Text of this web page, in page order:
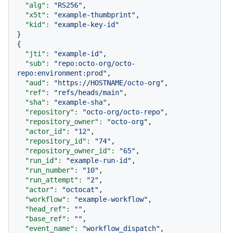
"alg":
"RS256" ,
"x5t":
"example-thumbprint" ,
"kid":
"example-key-id"
}
{
"jti":
"example-id" ,
"sub":
"repo:octo-org/octo-
repo:environment:prod" ,
"aud":
"https://HOSTNAME/octo-org" ,
"ref":
"refs/heads/main" ,
"sha":
"example-sha" ,
"repository":
"octo-org/octo-repo" ,
"repository_owner":
"octo-org" ,
"actor_id":
"12" ,
"repository_id":
"74" ,
"repository_owner_id":
"65" ,
"run_id":
"example-run-id" ,
"run_number":
"10" ,
"run_attempt":
"2" ,
"actor":
"octocat" ,
"workflow":
"example-workflow" ,
"head_ref":
"" ,
"base_ref":
"" ,
"event_name":
"workflow_dispatch" ,